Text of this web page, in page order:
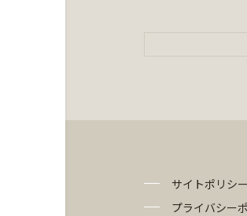
サイトポリシー
プライバシー